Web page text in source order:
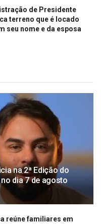
de Presidente
terreno que é locado
seu nome e da esposa
na 2ª Edição do
dia 7 de agosto
reúne familiares em